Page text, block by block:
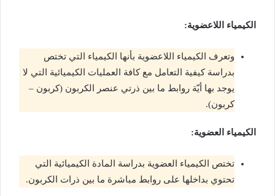
الكيمياء اللاعضوية:
وتعرف الكيمياء اللاعضوية بأنها الكيمياء التي تختص
بدراسة كيفية التعامل مع كافة العمليات الكيميائية التي لا
يوجد بها أيّة روابط ما بين ذرتي عنصر الكربون (كربون –
كربون).
الكيمياء العضوية:
تختص الكيمياء العضوية بدراسة المادة الكيميائية التي
تحتوي بداخلها على روابط مباشرة ما بين ذرات الكربون.